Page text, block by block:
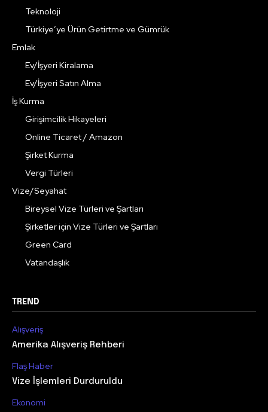
Teknoloji
Türkiye’ye Ürün Getirtme ve Gümrük
Emlak
Ev/İşyeri Kiralama
Ev/İşyeri Satın Alma
İş Kurma
Girişimcilik Hikayeleri
Online Ticaret / Amazon
Şirket Kurma
Vergi Türleri
Vize/Seyahat
Bireysel Vize Türleri ve Şartları
Şirketler için Vize Türleri ve Şartları
Green Card
Vatandaşlık
TREND
Alışveriş
Amerika Alışveriş Rehberi
Flaş Haber
Vize İşlemleri Durduruldu
Ekonomi